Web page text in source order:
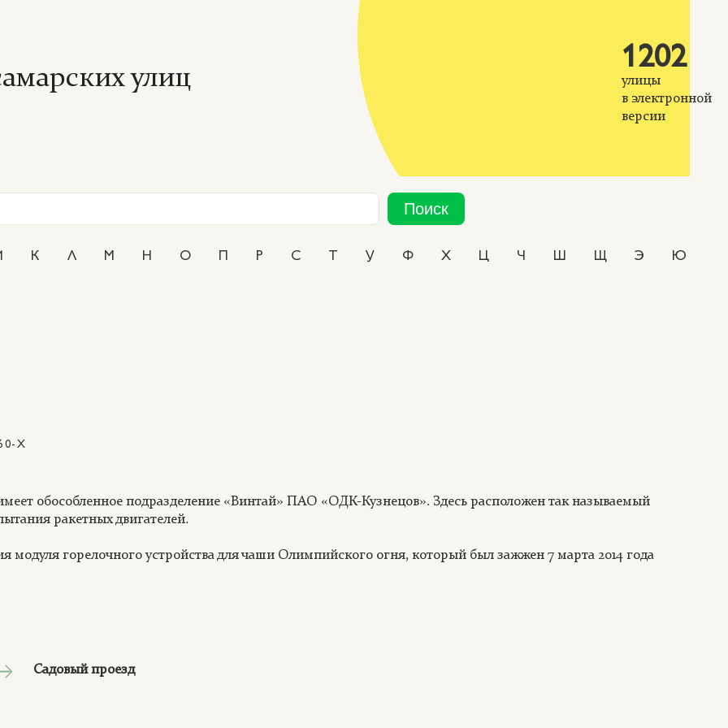
улиц
1202
улицы
в электронной
версии
Поиск
К Л М Н О Р С У Ф Х Ц Ч Ш Щ Э
Ю
Х
обособленное подразделение «Винтай» ПАО «ОДК-Кузнецов». Здесь расположен так называемый
ракетных двигателей.
модуля горелочного устройства для чаши Олимпийского огня, который был зажжен 7 марта 2014 года
Садовый проезд